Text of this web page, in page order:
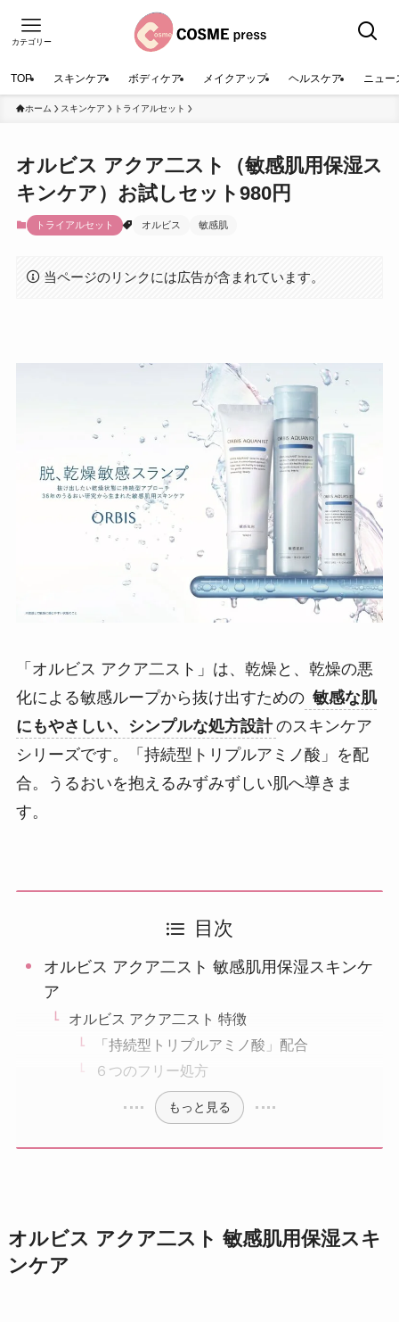
カテゴリー
TOP スキンケア ボディケア メイクアップ ヘルスケア ニュー
ホーム スキンケア トライアルセット
オルビス アクア二スト（敏感肌用保湿ス
キンケア）お試しセット980円
トライアルセット オルビス 敏感肌
当ページのリンクには広告が含まれています。
「オルビス アクア二スト」は、乾燥と、乾燥の悪
化による敏感ループから抜け出すための 敏感な肌
にもやさしい、シンプルな処方設計 のスキンケア
シリーズです。「持続型トリプルアミノ酸」を配
合。うるおいを抱えるみずみずしい肌へ導きま
す。
目次
オルビス アクア二スト 敏感肌用保湿スキンケ
ア
オルビス アクア二スト 特徴
「持続型トリプルアミノ酸」配合
６つのフリー処方
もっと見る
オルビス アクア二スト 敏感肌用保湿スキ
ンケア